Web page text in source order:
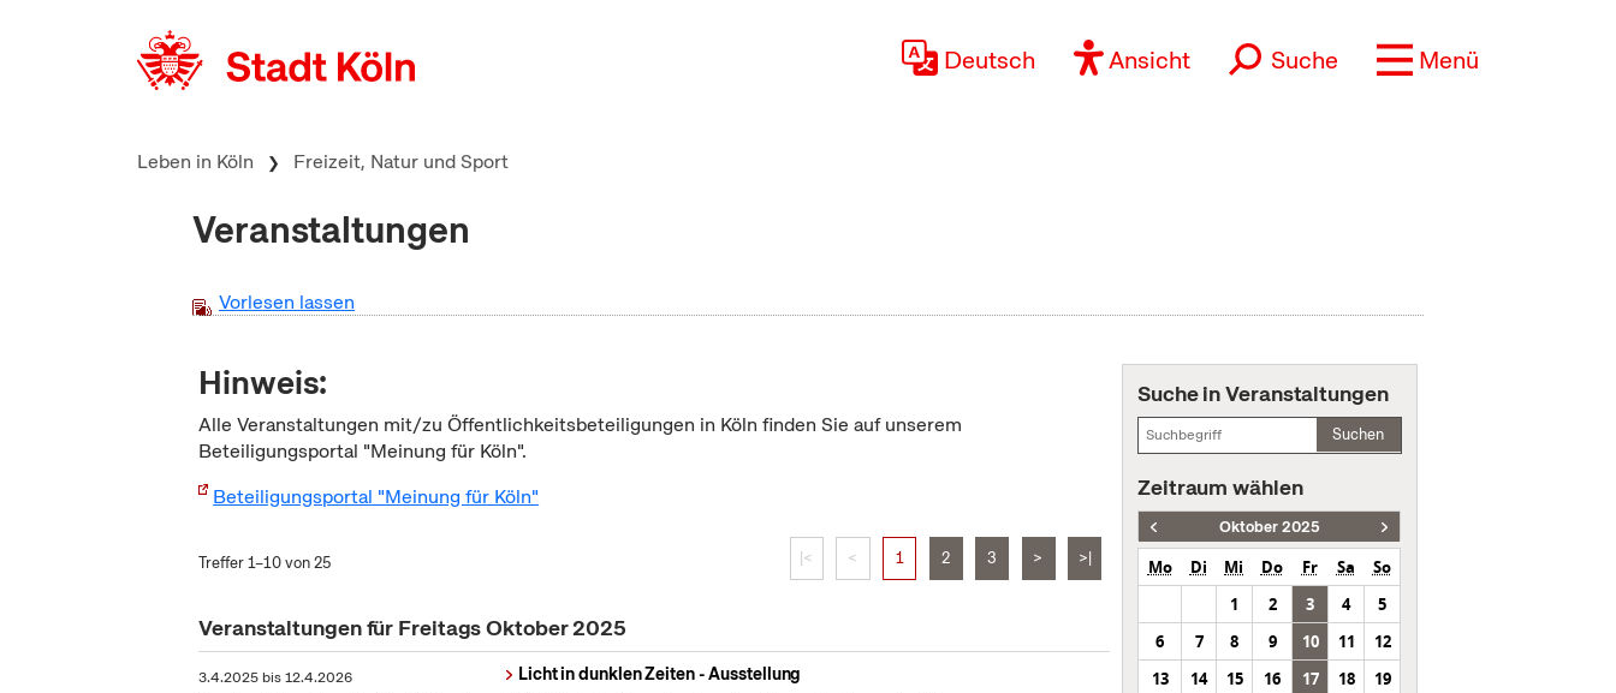
Deutsch Ansicht Suche Menü
Leben in Köln Freizeit, Natur und Sport
Veranstaltungen
Vorlesen lassen
Hinweis:
Alle Veranstaltungen mit/zu Öffentlichkeitsbeteiligungen in Köln finden Sie auf unserem
Beteiligungsportal "Meinung für Köln".
Beteiligungsportal "Meinung für Köln"
Treffer 1–10 von 25 |< < 1 2 3 > >|
Veranstaltungen für Freitags Oktober 2025
3.4.2025 bis12.4.2026
Licht in dunklen Zeiten - Ausstellung
Suche in Veranstaltungen
Suchen
Zeitraum wählen
Oktober 2025
Mo Di Mi Do Fr Sa
So
1
2 3 4
5
6
7 8 9 10 11
12
13
14 15 16 17 18
19